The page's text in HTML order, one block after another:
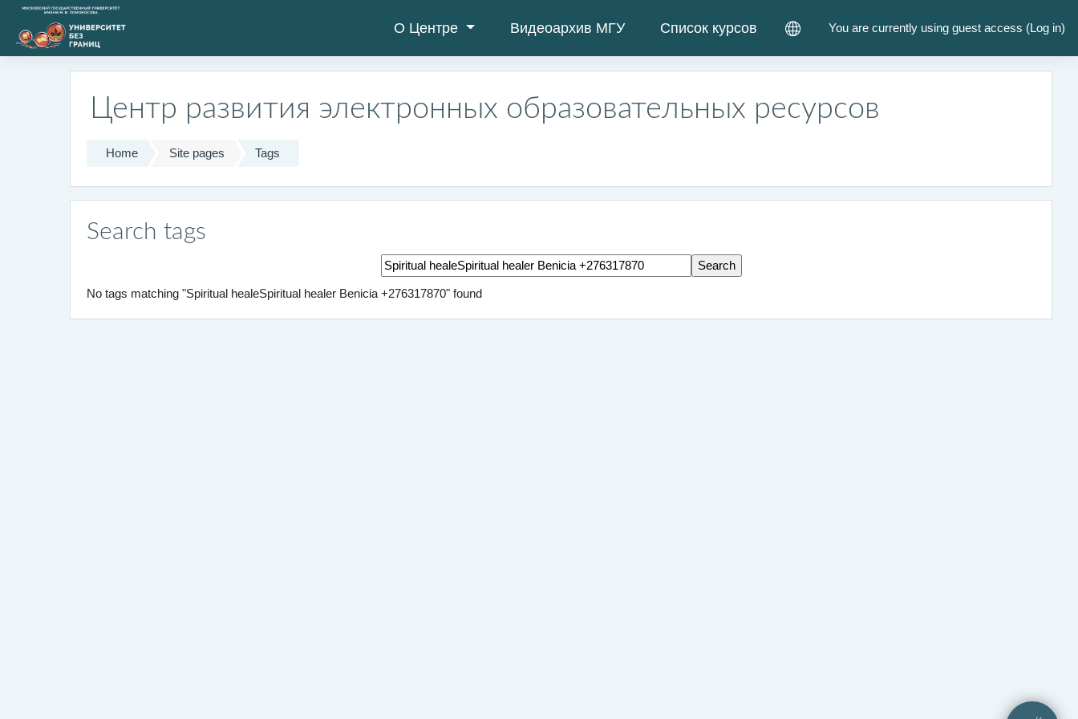
О Центре Видеоархив МГУ Список курсов You are currently using guest access (Log in)
Skip to main content
Центр развития электронных образовательных ресурсов
Home Site pages Tags
Search tags
Search tags
No tags matching "Spiritual healeSpiritual healer Benicia +276317870" found